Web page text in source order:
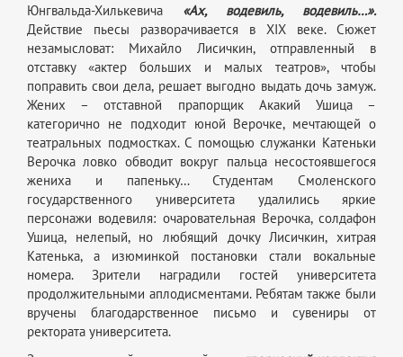
Юнгвальда-Хилькевича «Ах, водевиль, водевиль…».
Действие пьесы разворачивается в XIX веке. Сюжет
незамысловат: Михайло Лисичкин, отправленный в
отставку «актер больших и малых театров», чтобы
поправить свои дела, решает выгодно выдать дочь замуж.
Жених – отставной прапорщик Акакий Ушица –
категорично не подходит юной Верочке, мечтающей о
театральных подмостках. С помощью служанки Катеньки
Верочка ловко обводит вокруг пальца несостоявшегося
жениха и папеньку… Студентам Смоленского
государственного университета удалились яркие
персонажи водевиля: очаровательная Верочка, солдафон
Ушица, нелепый, но любящий дочку Лисичкин, хитрая
Катенька, а изюминкой постановки стали вокальные
номера. Зрители наградили гостей университета
продолжительными аплодисментами. Ребятам также были
вручены благодарственное письмо и сувениры от
ректората университета.